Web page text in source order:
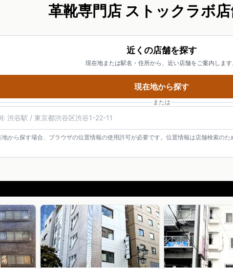
革靴専門店 ストックラボ
近くの店舗を探す
現在地または駅名・住所から、近い店舗をご案内します
現在地から探す
または
地から探す場合、ブラウザの位置情報の使用許可が必要です。位置情報は店舗検索のた